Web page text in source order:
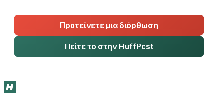
Προτείνετε μια διόρθωση
Πείτε το στην HuffPost